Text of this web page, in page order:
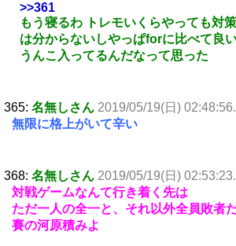
>>361
もう寝るわ トレモいくらやっても対
は分からないしやっぱforに比べて良
うんこ入ってるんだなって思った
365: 名無しさん 2019/05/19(日)
無限に格上がいて辛い
368: 名無しさん 2019/05/19(日)
対戦ゲームなんて行き着く先は
ただ一人の全一と、それ以外全員敗者
賽の河原積みよ